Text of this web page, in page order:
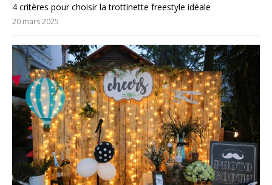
4 critères pour choisir la trottinette freestyle idéale
20 mars 2025